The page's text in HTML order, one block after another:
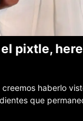
pixtle,
creemos haberlo
que